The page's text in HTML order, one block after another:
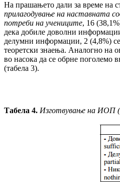
На прашањето дали за време на
прилагодување на настав­на­та
потреби на учениците, 16
дека добиле доволни
делумни информации, 2 (4,8%) се
теоретски знаења. Ана­лог­но на
во на­сока да се обрне поголемо
(табела 3).
Табела 4. Изготвување на ИОП